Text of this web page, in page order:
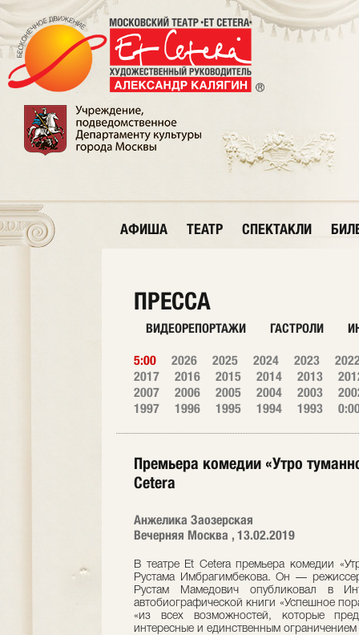
АФИША ТЕАТР СПЕКТАКЛИ
ПРЕССА
ВИДЕОРЕПОРТАЖИ ГАСТРОЛИ
5:00 2026 2025 2024 2023
2017
2016 2015 2014 2013
2007
2006 2005 2004 2003
1997
1996 1995 1994 1993
Премьера комедии «Утро
Cetera
Анжелика Заозерская
Вечерняя Москва , 13.02.2019
В театре Et Cetera премьера комедии
Рустама Имбрагимбекова. Он —
Рустам Мамедович опубликовал в
автобиографической книги «Успешное
«из всех возможностей, которые
интересные и единственным ограничением